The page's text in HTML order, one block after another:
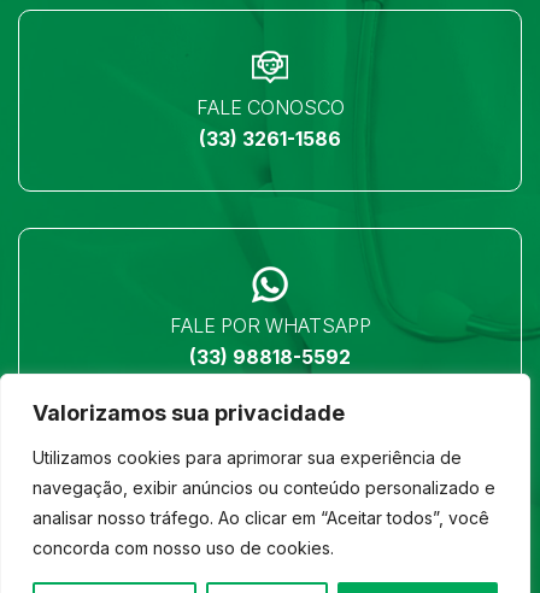
Valorizamos sua privacidade
Utilizamos cookies para aprimorar sua experiência de
navegação, exibir anúncios ou conteúdo personalizado e
analisar nosso tráfego. Ao clicar em “Aceitar todos”, você
concorda com nosso uso de cookies.
FALE CONOSCO
(33) 3261-1586
FALE POR WHATSAPP
(33) 98818-5592
LOCALIZAÇÃO